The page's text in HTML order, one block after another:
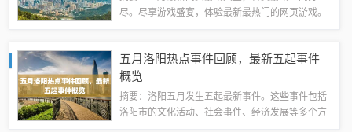
尽。尽享游戏盛宴，体验最新最热门的网页游戏。
宴，不容错过！游戏列表1、《梦幻仙境》类型：...
五月洛阳热点事件回顾，最新五起事件
概览
摘要：洛阳五月发生五起最新事件。这些事件包括
洛阳市的文化活动、社会事件、经济发展等多个方